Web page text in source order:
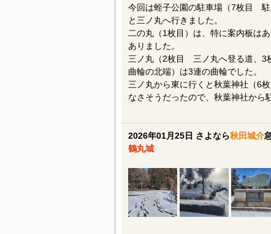
今回は蛭子公園の駐車場（7枚目
と三ノ丸へ行きました。
二の丸（1枚目）は、特に案内板は
ありました。
三ノ丸（2枚目 三ノ丸へ登る道、
曲輪の北端）は3連の曲輪でした。
三ノ丸から東に行くと秋葉神社（6
なさそうだったので、秋葉神社から
2026年01月25日 さよなら秋田城介
鶴丸城